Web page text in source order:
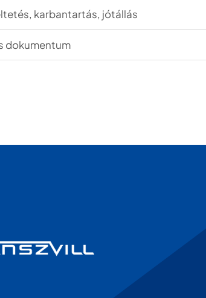
karbantartás, jótállás
dokumentum